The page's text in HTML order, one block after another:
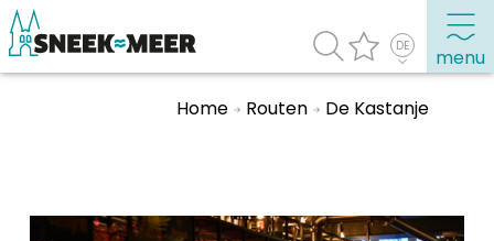
menu
Sneek besuchen
Home Routen De Kastanje